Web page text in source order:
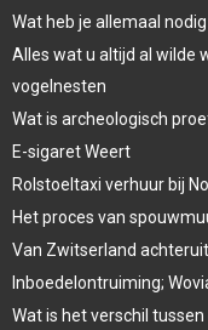
Wat heb je allemaal
Alles wat u altijd al wilde
vogelnesten
Wat is archeologisch
E-sigaret Weert
Rolstoeltaxi verhuur bij
Het proces van
Van Zwitserland
Inboedelontruiming;
Wat is het verschil